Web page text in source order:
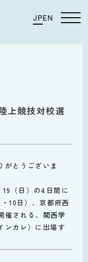
JPEN
上競技対校選
がとうございま
（日）の4日間に
10日）、京都府西
される、 関西学
カレ） に出場す